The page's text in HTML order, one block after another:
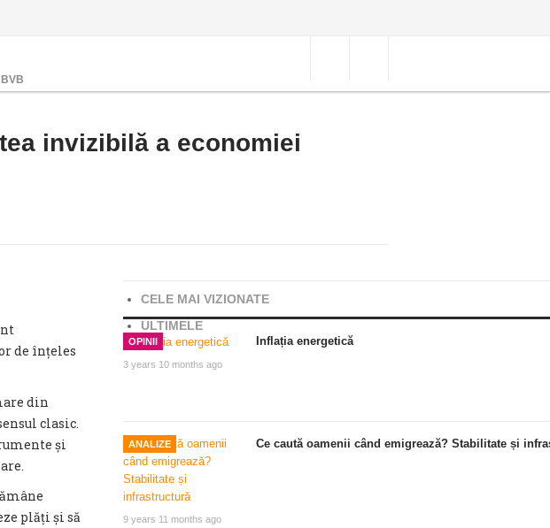
BVB
invizibilă a economiei
de înțeles
din
clasic.
și
plăți și să
CELE MAI VIZIONATE
ULTIMELE
OPINII
3 years 10 months ago
Inflația energetică
ANALIZE
9 years 11 months ago
Ce caută oamenii când emigrează? Stabilitate și